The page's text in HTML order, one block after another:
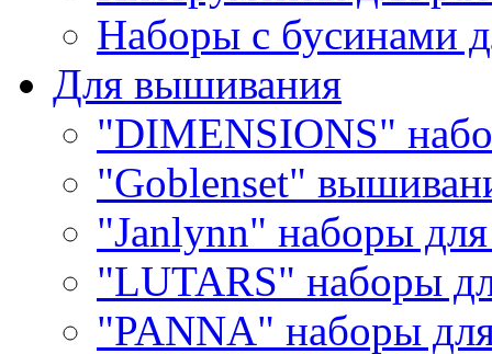
Наборы с бусинами
Для вышивания
"DIMENSIONS"
"Goblenset"
"Janlynn" наборы
"LUTARS" наборы
"PANNA" наборы